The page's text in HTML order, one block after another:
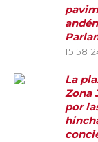
15:58
La
Zona
por